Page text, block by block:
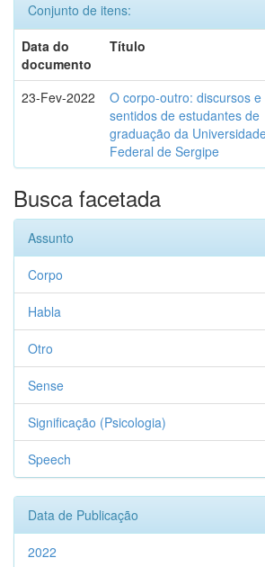
Conjunto de itens:
Data do
documento
Título
23-Fev-2022
O corpo-outro: discursos e
sentidos de estudantes de
graduação da
Federal de Sergipe
Busca facetada
Assunto
Corpo
Habla
Otro
Sense
Significação (Psicologia)
Speech
Data de Publicação
2022